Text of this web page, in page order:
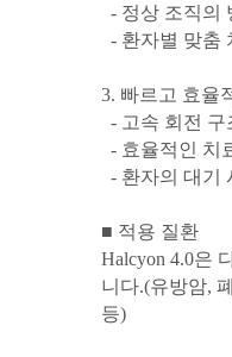
- 정상 조직의
- 환자별 맞춤
3. 빠르고 효율
- 고속 회전 구
- 효율적인 치
- 환자의 대기
■ 적용 질환
Halcyon 4.0은
니다.(유방암,
등)